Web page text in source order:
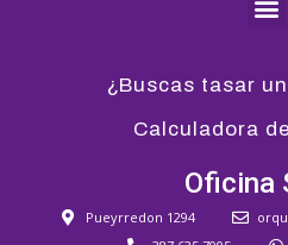
¿Buscas tasar
Calculadora
Oficina
Pueyrredon 1294